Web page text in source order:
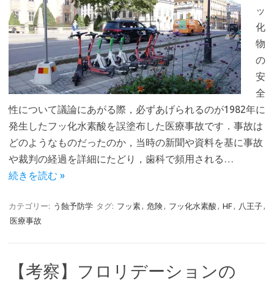
ッ
化
物
の
安
全
性について議論にあがる際，必ずあげられるのが1982年に
発生したフッ化水素酸を誤塗布した医療事故です．事故は
どのようなものだったのか，当時の新聞や資料を基に事故
や裁判の経過を詳細にたどり，歯科で頻用される…
続きを読む »
カテゴリー: う蝕予防学 タグ: フッ素, 危険, フッ化水素酸 , HF, 八王子,
医療事故
【考察】フロリデーションの